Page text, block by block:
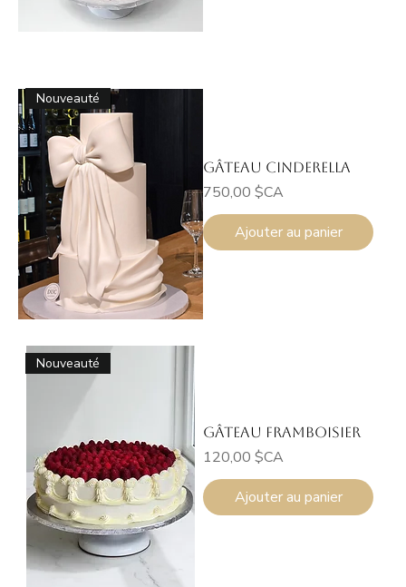
Nouveauté
Gâteau Cinderella
Prix
750,00 $CA
Ajouter au panier
Nouveauté
Gâteau Framboisier
Prix
120,00 $CA
Ajouter au panier